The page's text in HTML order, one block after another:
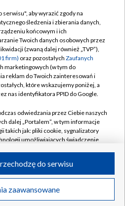
TVP
TVP
prywatności
zgody
Pomoc
Kontakt
Kanały
Polska S.A. w likwidacji
aby wyrazić zgody na
śledzenia i zbierania danych,
końcowym i ich
Twoich danych osobowych przez
(zwaną dalej również „TVP”),
firm) oraz pozostałych Zaufanych
marketingowych (w tym do
reklam do Twoich zainteresowań i
które wskazujemy poniżej, a
nas identyfikatora PPID do Google.
odwiedzania przez Ciebie naszych
dalej „Portalem”, w tym informacje
takich jak: pliki cookie, sygnalizatory
umożliwiających świadczenie
odwiedzania przez Ciebie
takie jak adresy IP, identyfikatory
zaawansowane
do serwisu